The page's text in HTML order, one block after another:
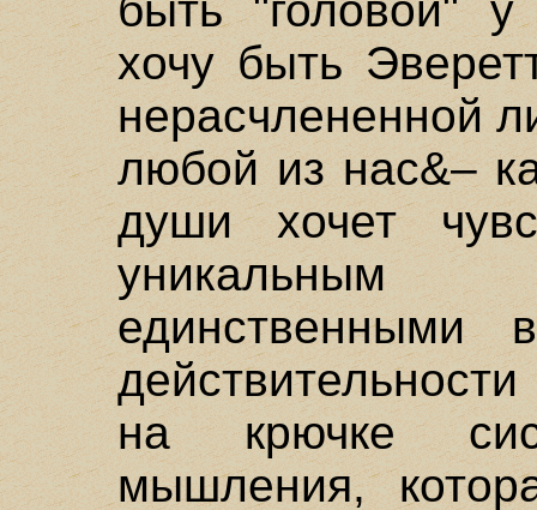
хочу быть
нерасчлененной
любой из нас&–
души хочет
уникальным
на крючке
мышления,